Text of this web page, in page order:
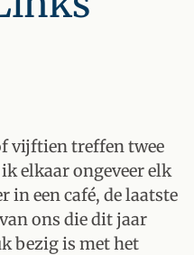
vijftien treffen twee
elkaar ongeveer elk
in een café, de laatste
ons die dit jaar
bezig is met het